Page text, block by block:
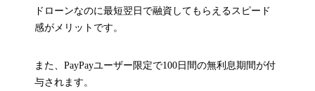
ドローンなのに最短翌日で融資してもらえるスピード
感がメリットです。
また、PayPayユーザー限定で100日間の無利息期間が付
与されます。